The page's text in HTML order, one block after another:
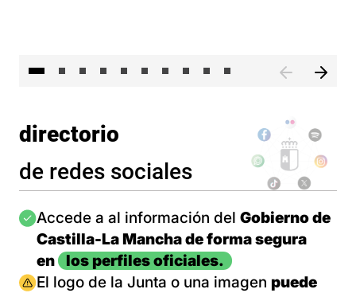
directorio
de redes sociales
Imagen
Accede a al información del Gobierno de
Castilla-La Mancha de forma segura
en
los perfiles oficiales.
Imagen
El logo de la Junta o una imagen puede